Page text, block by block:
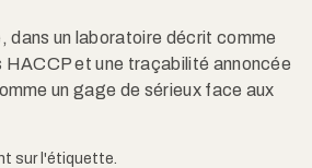
un laboratoire décrit comme
et une traçabilité annoncée
un gage de sérieux face aux
sur l'étiquette.